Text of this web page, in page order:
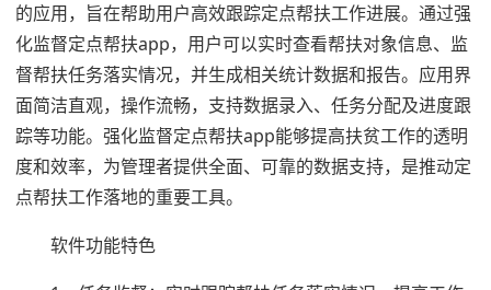
的应用，旨在帮助用户高效跟踪定点帮扶工作进展。通过强
化监督定点帮扶app，用户可以实时查看帮扶对象信息、监
督帮扶任务落实情况，并生成相关统计数据和报告。应用界
面简洁直观，操作流畅，支持数据录入、任务分配及进度跟
踪等功能。强化监督定点帮扶app能够提高扶贫工作的透明
度和效率，为管理者提供全面、可靠的数据支持，是推动定
点帮扶工作落地的重要工具。
软件功能特色